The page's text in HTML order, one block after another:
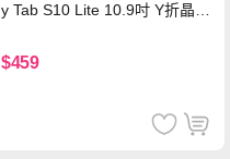
y Tab S10 Lite 10.9吋 Y折晶透
$459